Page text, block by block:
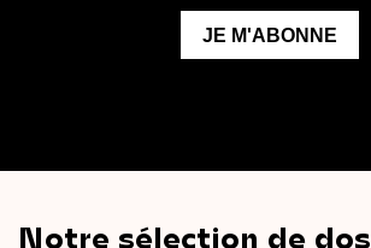
Notre sélection de